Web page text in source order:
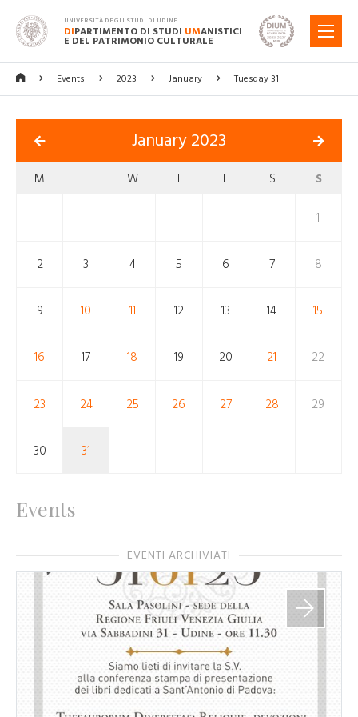
UNIVERSITÀ DEGLI STUDI DI UDINE
DIPARTIMENTO DI STUDI UMANISTICI
E DEL PATRIMONIO CULTURALE
MENU
Events 2023 January Tuesday 31
January 2023
M T W T F S S
1
2 3 4 5 6 7 8
9 10 11 12 13 14 15
16 17 18 19 20 21 22
23 24 25 26 27 28 29
30 31
Events
EVENTI ARCHIVIATI